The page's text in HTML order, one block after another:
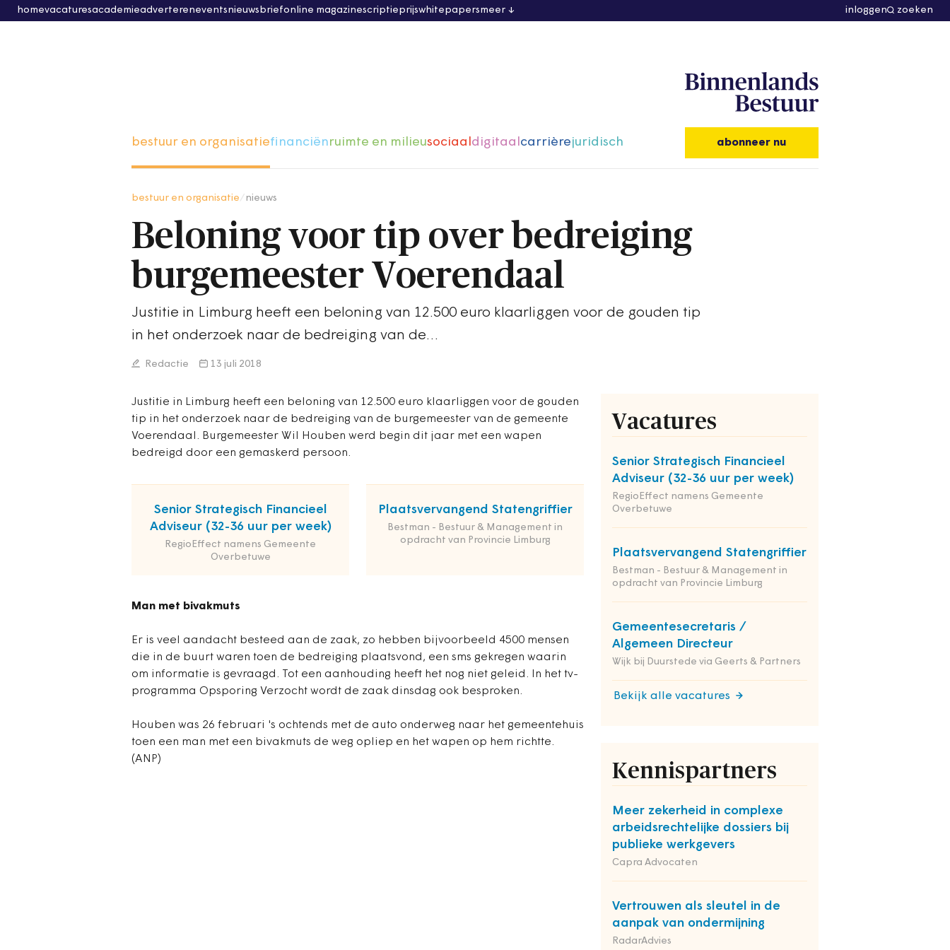
homevacaturesacademieadvertereneventsnieuwsbriefonline magazinescriptieprijswhitepapersmeer inloggen zoeken
bestuur en organisatiefinanciënruimte en milieusociaaldigitaalcarrièrejuridisch abonneer nu
bestuur en organisatie nieuws
Beloning voor tip over bedreiging
burgemeester Voerendaal
Justitie in Limburg heeft een beloning van 12.500 euro klaarliggen voor de gouden tip
in het onderzoek naar de bedreiging van de…
Redactie 13 juli 2018
Justitie in Limburg heeft een beloning van 12.500 euro klaarliggen voor de gouden
tip in het onderzoek naar de bedreiging van de burgemeester van de gemeente
Voerendaal. Burgemeester Wil Houben werd begin dit jaar met een wapen
bedreigd door een gemaskerd persoon.
Senior Strategisch Financieel
Adviseur (32-36 uur per week)
RegioEffect namens Gemeente
Overbetuwe
Plaatsvervangend Statengriffier
Bestman - Bestuur & Management in
opdracht van Provincie Limburg
Man met bivakmuts
Vacatures
Senior Strategisch Financieel
Adviseur (32-36 uur per week)
RegioEffect namens Gemeente
Overbetuwe
Plaatsvervangend Statengriffier
Bestman - Bestuur & Management in
opdracht van Provincie Limburg
Gemeentesecretaris /
Algemeen Directeur
Wijk bij Duurstede via Geerts & Partners
Bekijk alle vacatures
Kennispartners
Meer zekerheid in complexe
arbeidsrechtelijke dossiers bij
publieke werkgevers
Capra Advocaten
Vertrouwen als sleutel in de
aanpak van ondermijning
RadarAdvies
Er is veel aandacht besteed aan de zaak, zo hebben bijvoorbeeld 4500 mensen
die in de buurt waren toen de bedreiging plaatsvond, een sms gekregen waarin
om informatie is gevraagd. Tot een aanhouding heeft het nog niet geleid. In het tv-
programma Opsporing Verzocht wordt de zaak dinsdag ook besproken.
Houben was 26 februari 's ochtends met de auto onderweg naar het gemeentehuis
toen een man met een bivakmuts de weg opliep en het wapen op hem richtte.
(ANP)